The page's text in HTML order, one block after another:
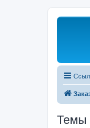
Темы